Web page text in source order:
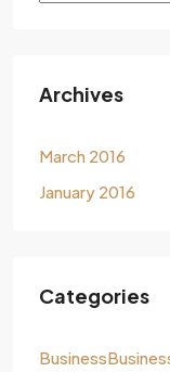
Archives
March 2016
January 2016
Categories